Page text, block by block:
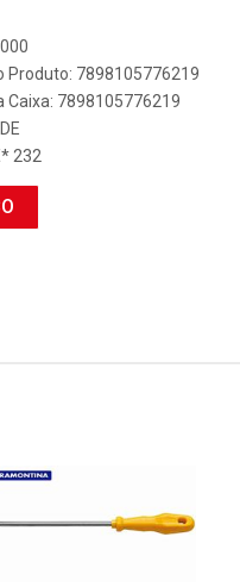
Produto: 7898105776219
Caixa: 7898105776219
232